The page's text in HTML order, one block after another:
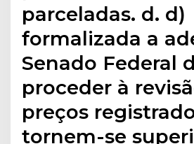
parceladas. d. d)
formalizada a
Senado Federal
proceder à
preços
tornem-se